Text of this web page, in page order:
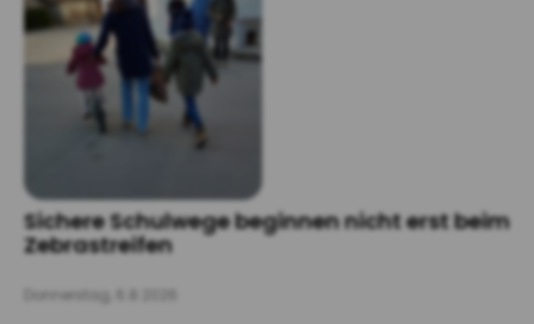
Sichere Schulwege beginnen nicht erst beim
Zebrastreifen
Donnerstag, 6.8.2026